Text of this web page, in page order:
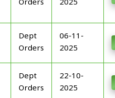
Orders
2025
Dept
Orders
06-11-
2025
Dept
Orders
22-10-
2025